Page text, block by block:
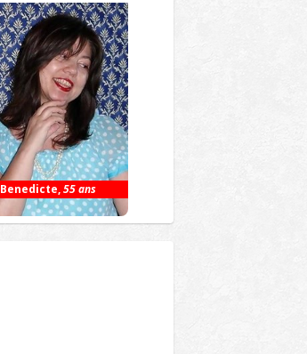
Benedicte,55 ans